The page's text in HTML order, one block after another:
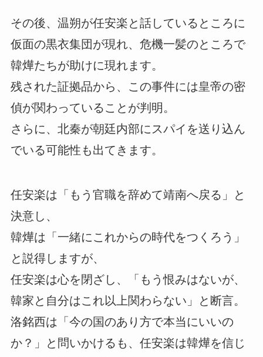
その後、温朔が任安楽と話しているところに
仮面の黒衣集団が現れ、危機一髪のところで
韓燁たちが助けに現れます。
残された証拠品から、この事件には皇帝の密
偵が関わっていることが判明。
さらに、北秦が朝廷内部にスパイを送り込ん
でいる可能性も出てきます。
任安楽は「もう官職を辞めて靖南へ戻る」と
決意し、
韓燁は「一緒にこれからの時代をつくろう」
と説得しますが、
任安楽は心を閉ざし、「もう恨みはないが、
韓家と自分はこれ以上関わらない」と断言。
洛銘西は「今の国のあり方で本当にいいの
か？」と問いかけるも、任安楽は韓燁を信じ